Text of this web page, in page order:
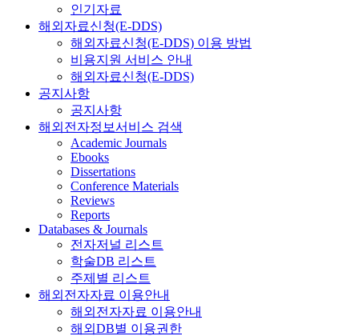
인기자료
해외자료신청(E-DDS)
해외자료신청(E-DDS) 이용 방법
비용지원 서비스 안내
해외자료신청(E-DDS)
공지사항
공지사항
해외전자정보서비스 검색
Academic Journals
Ebooks
Dissertations
Conference Materials
Reviews
Reports
Databases & Journals
전자저널 리스트
학술DB 리스트
주제별 리스트
해외전자자료 이용안내
해외전자자료 이용안내
해외DB별 이용권한